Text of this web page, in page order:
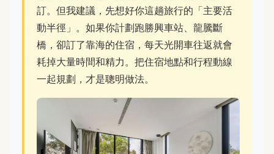
訂。但我建議，先想好你這趟旅行的「主要活
動半徑」。如果你計劃跑勝興車站、龍騰斷
橋，卻訂了靠海的住宿，每天光開車往返就會
耗掉大量時間和精力。把住宿地點和行程動線
一起規劃，才是聰明做法。